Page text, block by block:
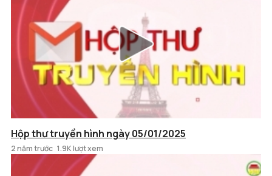
Hộp thư truyền hình ngày 05/01/2025
2 năm trước 1.9K lượt xem